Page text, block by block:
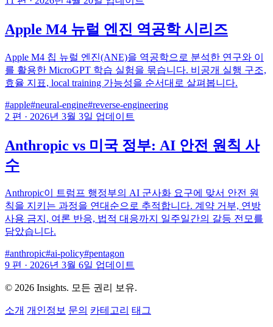
Apple M4 뉴럴 엔진 역공학 시리즈
Apple M4 칩 뉴럴 엔진(ANE)을 역공학으로 분석한 연구와 이
를 활용한 MicroGPT 학습 실험을 묶습니다. 비공개 실행 구조,
효율 지표, local training 가능성을 순서대로 살펴봅니다.
#apple#neural-engine#reverse-engineering
2 편 · 2026년 3월 3일 업데이트
Anthropic vs 미국 정부: AI 안전 원칙 사
수
Anthropic이 트럼프 행정부의 AI 군사화 요구에 맞서 안전 원
칙을 지키는 과정을 연대순으로 추적합니다. 계약 거부, 연방
사용 금지, 여론 반응, 법적 대응까지 일주일간의 갈등 전모를
담았습니다.
#anthropic#ai-policy#pentagon
9 편 · 2026년 3월 6일 업데이트
© 2026 Insights. 모든 권리 보유.
소개 개인정보 문의 카테고리 태그